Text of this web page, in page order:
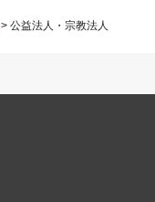
> 公益法人・宗教法人